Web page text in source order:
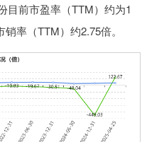
前市盈率（TTM）约为1
率（TTM）约2.75倍。